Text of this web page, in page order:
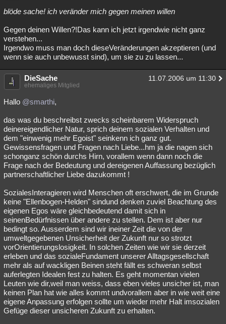
blöde sache! ich veränder mich gegen meinen willen
Gegen deinen Willen?!Das kann ich jetzt irgendwie nicht ganz
verstehen...
Irgendwo muss man doch dieseVeränderungen akzeptieren (und
wenn sie auch unbewusst sind), um sie zu zu lassen...
DieSache 11.07.2006 um 11:30
ehemaliges Mitglied
Hallo @smarthi,
das was du beschreibst zwecks scheinbarem Widerspruch
deinereigendlicher Natur, sprich deinem sozialen Verhalten und
dem "einwenig mehr Egoist" seinkenn ich ganz gut.
Gewissensfragen und Fragen nach Liebe...hm ja die nagen sich
schonganz schön durchs Hirn, vorallem wenn dann noch die
Frage nach der Bedeutung und dereigenen Auffassung bezüglich
partnerschaftlicher Liebe dazukommt !
SozialesInteragieren wird Menschen oft erschwert, die im Grunde
keine "Ellenbogen-Helden" sindund denken zuviel Beachtung des
eigenen Egos wäre gleichbedeutend damit sich in
seinenBedürfnissen über andere zu stellen. Dem ist aber nur
bedingt so. Ausserdem sind wir ineiner Zeit die von der
umweltgegebenen Unsicherheit der Zukunft nur so strotzt
vorOrientierungslosigkeit. In solchen Zeiten wie wir sie derzeit
erleben und das sozialeFundament unserer Alltagsgesellschaft
mehr als auf wackligen Beinen steht fällt es schweran selbst
auferlegten Idealen fest zu halten. Es geht momentan vielen
Leuten wie dir,weil man weiss, dass eben vieles unsicher ist, man
keinen Plan hat wie alles kommt undvorallem aber in wie weit eine
eigene Anpassung erfolgen sollte um wieder mehr Halt imsozialen
Gefüge dieser unsicheren Zukunft zu erhalten.